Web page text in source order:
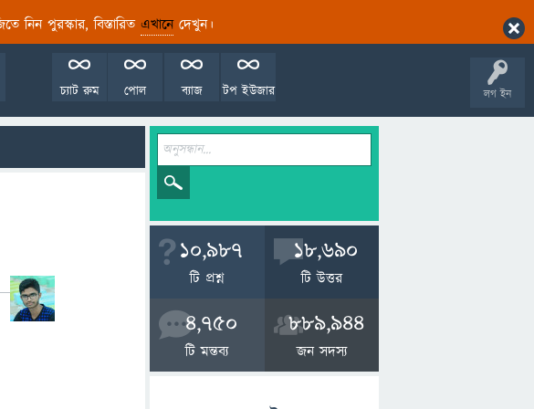
নিন পুরস্কার, বিস্তারিত এখানেদেখুন।
লগ ইন
টপ ইউজার
ব্যাজ
পোল
চ্যাট রুম
10,987
টি প্রশ্ন
18,690
টি উত্তর
4,750
টি মন্তব্য
889,944
জন সদস্য